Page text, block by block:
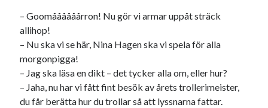
USA
Dessa har något gemensamt
Fantastiskt välformulerad moderecensent
Onödiga citattecken
– Goomåååååårron! Nu gör vi armar uppåt sträck
allihop!
– Nu ska vi se här, Nina Hagen ska vi spela för alla
morgonpigga!
– Jag ska läsa en dikt – det tycker alla om, eller hur?
– Jaha, nu har vi fått fint besök av årets trollerimeister,
du får berätta hur du trollar så att lyssnarna fattar.